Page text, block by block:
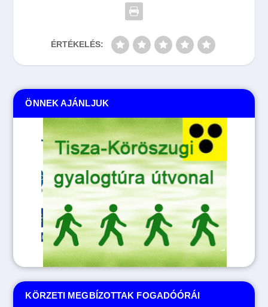
ÉRTÉKELÉS:
KÖRZETI MEGBÍZOTTAK FOGADÓÓRÁI
ÖNNEK AJÁNLJUK